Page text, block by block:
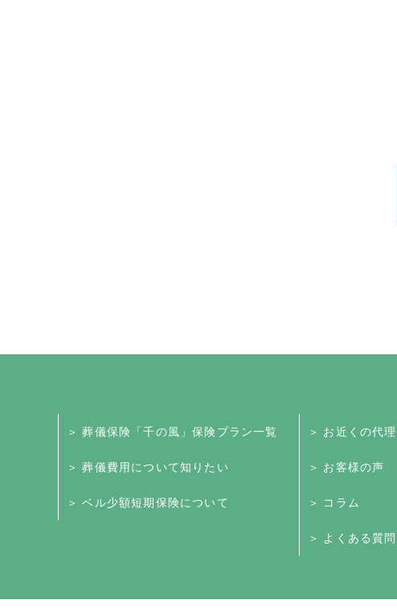
＞ 葬儀保険「千の風」保険プラン一覧
＞ 葬儀費用について知りたい
＞ ベル少額短期保険について
＞ お近くの代
＞ お客様の声
＞ コラム
＞ よくある質問